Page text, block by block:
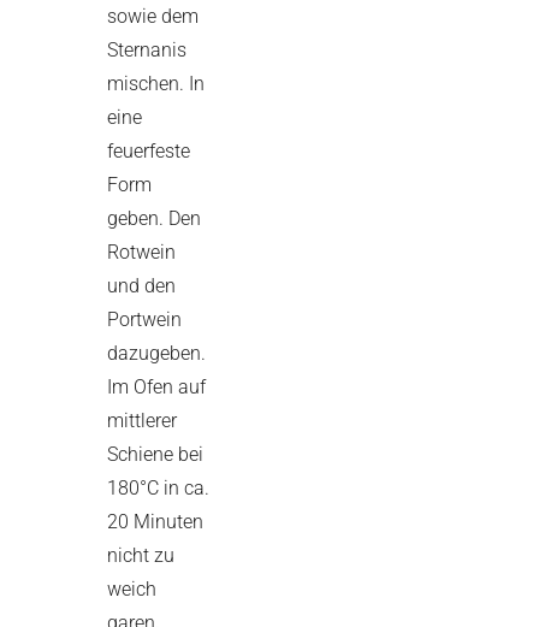
sowie dem
Sternanis
mischen. In
eine
feuerfeste
Form
geben. Den
Rotwein
und den
Portwein
dazugeben.
Im Ofen auf
mittlerer
Schiene bei
180°C in ca.
20 Minuten
nicht zu
weich